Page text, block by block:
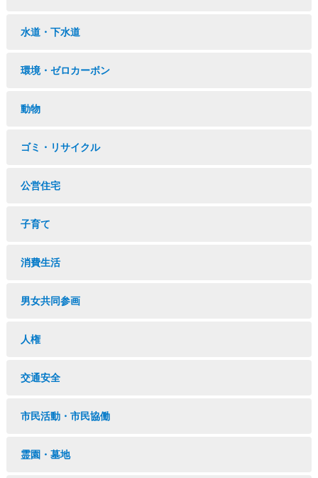
水道・下水道
環境・ゼロカーボン
動物
ゴミ・リサイクル
公営住宅
子育て
消費生活
男女共同参画
人権
交通安全
市民活動・市民協働
霊園・墓地